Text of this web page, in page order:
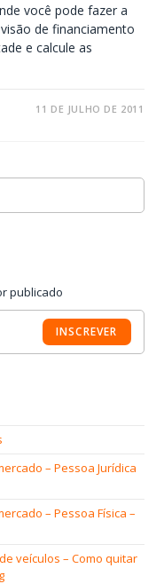
você pode fazer a
de financiamento
e calcule as
11 DE JULHO DE 2011
publicado
INSCREVER
– Pessoa Jurídica
– Pessoa Física –
veículos – Como quitar